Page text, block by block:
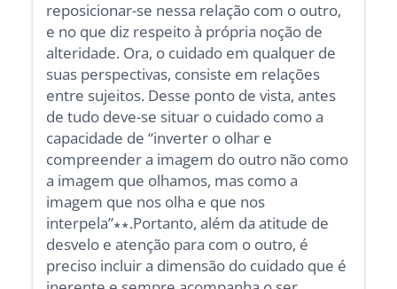
reposicionar-se nessa relação com o outro,
e no que diz respeito à própria noção de
alteridade. Ora, o cuidado em qualquer de
suas perspectivas, consiste em relações
entre sujeitos. Desse ponto de vista, antes
de tudo deve-se situar o cuidado como a
capacidade de “inverter o olhar e
compreender a imagem do outro não como
a imagem que olhamos, mas como a
imagem que nos olha e que nos
interpela”∗∗.Portanto, além da atitude de
desvelo e atenção para com o outro, é
preciso incluir a dimensão do cuidado que é